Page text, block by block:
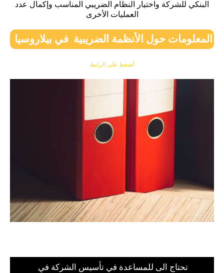
البنكي للشركة واختيار النظام الضريبي المناسب وإكمال عدد
العمليات الأخرى
المعلومات حول الأنظمة الضريبية في بيلاروسيا
أضغط على الرابط